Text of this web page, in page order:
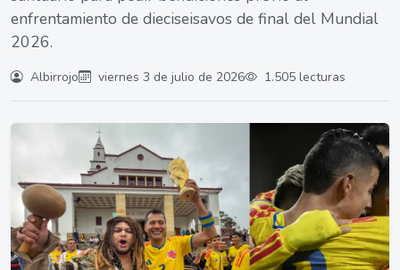
enfrentamiento de dieciseisavos de final del Mundial
2026.
Albirrojo viernes 3 de julio de 2026 1.505 lecturas